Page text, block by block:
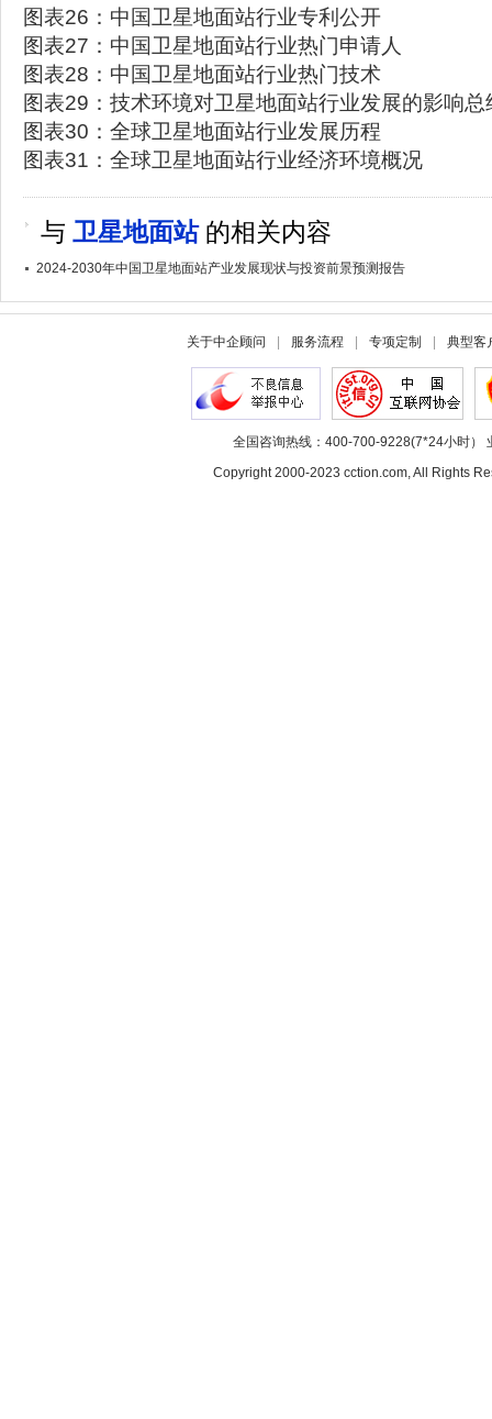
图表26：中国卫星地面站行业专利公开
图表27：中国卫星地面站行业热门申请人
图表28：中国卫星地面站行业热门技术
图表29：技术环境对卫星地面站行业发展的影响总
图表30：全球卫星地面站行业发展历程
图表31：全球卫星地面站行业经济环境概况
与 卫星地面站的相关内容
2024-2030年中国卫星地面站产业发展现状与投资前景预测报告
关于中企顾问 服务流程 专项定制 典型客
全国咨询热线：400-700-9228(7*24小时）
Copyright 2000-2023 cction.com, All Rights